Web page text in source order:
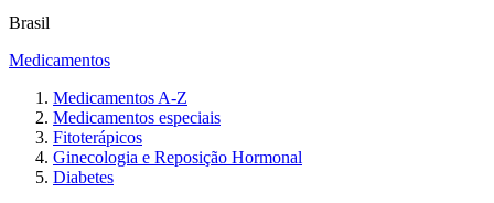
Brasil
Medicamentos
Medicamentos A-Z
Medicamentos especiais
Fitoterápicos
Ginecologia e Reposição Hormonal
Diabetes